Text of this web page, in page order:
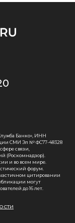
Банко», ИНН
СМИ Эл № ФС77-48328
связи,
(Роскомнадзор).
и во всем мире.
форум.
цитировании
могут
до 16 лет.